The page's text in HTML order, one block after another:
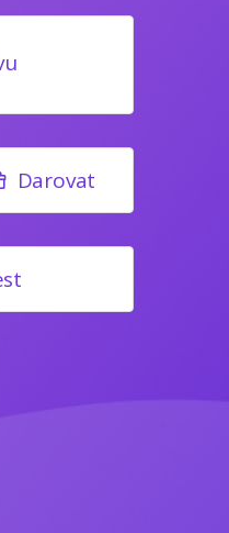
Darovat